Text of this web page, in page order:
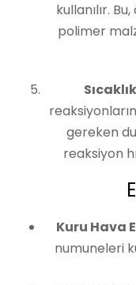
kullanılır.
polimer
gereken
reaksiyon
Kuru Hava
numuneleri